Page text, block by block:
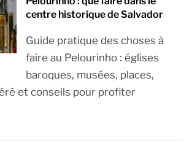
centre historique de Salvador
Guide pratique des choses à
faire au Pelourinho : églises
baroques, musées, places,
et conseils pour profiter